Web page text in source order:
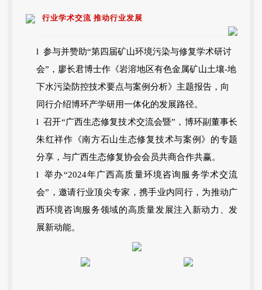
行业学术交流 推动行业发展
l 参与并赞助“第四届矿山环境污染与修复学术研讨
会”，廖长君博士作《岩溶地区有色金属矿山土壤-地
下水污染防控技术要点与案例分析》主题报告，向
同行介绍博环产学研用一体化的发展路径。
l 召开“广西生态修复技术交流会暨”，博环副董事长
朱红祥作《南方石山生态修复技术与案例》的专题
分享，与广西生态修复协会会员共商合作共赢。
l 举办“2024年广西高质量环境咨询服务学术交流
会”，邀请行业顶尖专家，携手业内同行，为推动广
西环境咨询服务领域的高质量发展注入新动力、发
展新动能。